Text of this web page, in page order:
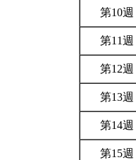
第10週
第11週
第12週
第13週
第14週
第15週